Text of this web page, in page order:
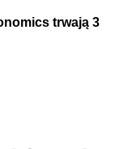
trwają 3